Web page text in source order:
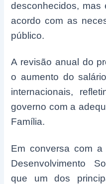
desconhecidos, mas
acordo com as
público.
A revisão anual do
o aumento do
internacionais,
governo com a
Família.
Em conversa com a
Desenvolvimento
que um dos